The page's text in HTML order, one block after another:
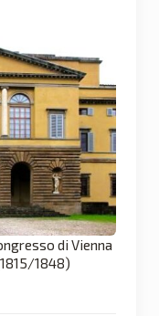
di Vienna
1848)